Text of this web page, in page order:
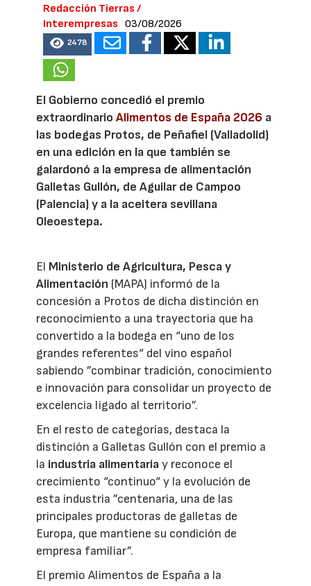
Redacción Tierras /
Interempresas
03/08/2026
2478
El Gobierno concedió el premio
extraordinarioAlimentos de España 2026 a
las bodegas Protos, de Peñafiel (Valladolid)
en una edición en la que también se
galardonó a la empresa de alimentación
Galletas Gullón, de Aguilar de Campoo
(Palencia) y a la aceitera sevillana
Oleoestepa.
El Ministerio de Agricultura, Pesca y
Alimentación (MAPA) informó de la
concesión a Protos de dicha distinción en
reconocimiento a una trayectoria que ha
convertido a la bodega en “uno de los
grandes referentes“ del vino español
sabiendo ”combinar tradición, conocimiento
e innovación para consolidar un proyecto de
excelencia ligado al territorio”.
En el resto de categorías, destaca la
distinción a Galletas Gullón con el premio a
la industria alimentariay reconoce el
crecimiento “continuo“ y la evolución de
esta industria ”centenaria, una de las
principales productoras de galletas de
Europa, que mantiene su condición de
empresa familiar”.
El premio Alimentos de España a la